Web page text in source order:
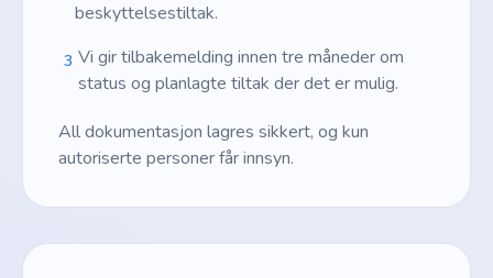
beskyttelsestiltak.
3 Vi gir tilbakemelding innen tre måneder om
status og planlagte tiltak der det er mulig.
All dokumentasjon lagres sikkert, og kun
autoriserte personer får innsyn.